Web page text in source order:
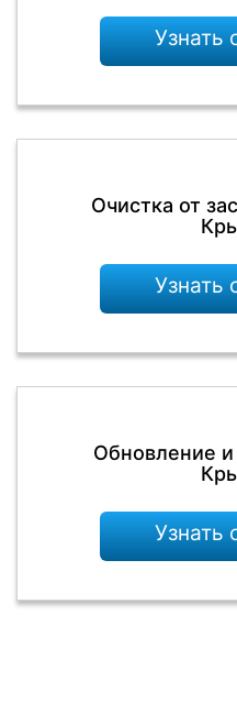
Узнать
Очистка от
Узнать
Обновление и
Узнать